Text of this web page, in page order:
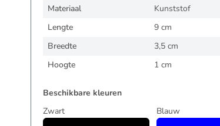
Materiaal
Kunststof
Lengte
9 cm
Breedte
3,5 cm
Hoogte
1 cm
Beschikbare kleuren
Zwart
Blauw